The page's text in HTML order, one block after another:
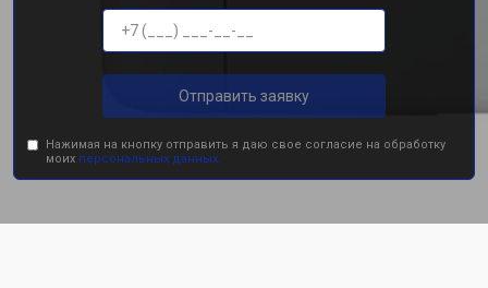
Отправить заявку
Нажимая на кнопку отправить я даю свое согласие на обработку
моих персональных данных.